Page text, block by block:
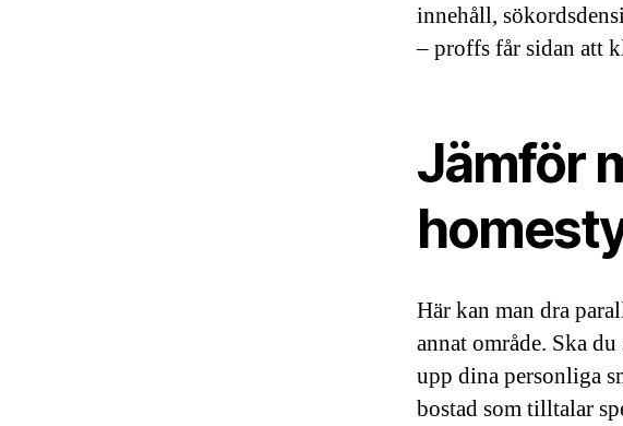
innehåll,
– proffs får sidan att
Jämför
Här kan man dra
annat område. Ska
upp dina personliga
bostad som tilltalar